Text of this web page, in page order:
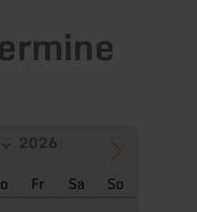
Fr Sa So